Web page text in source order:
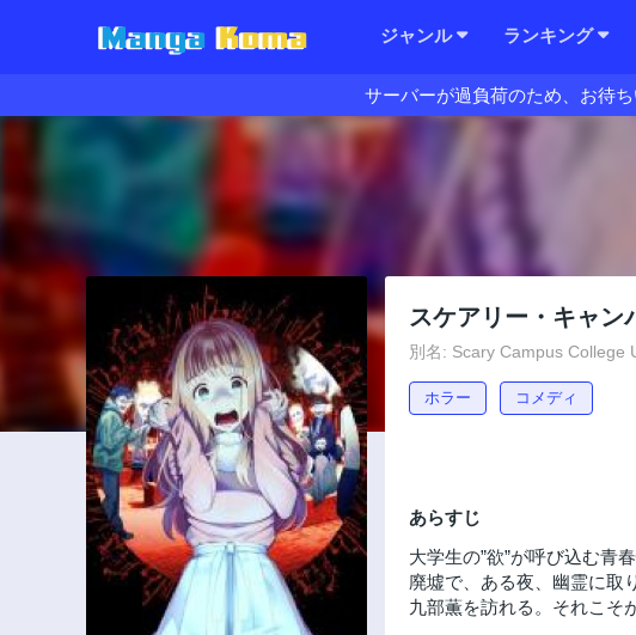
ジャンル ランキング
サーバーが過負荷のため、お待
スケアリー・キャン
別名: Scary Campus College
ホラー コメディ
あらすじ
大学生の”欲”が呼び込む
廃墟で、ある夜、幽霊に取
九部薫を訪れる。それこ